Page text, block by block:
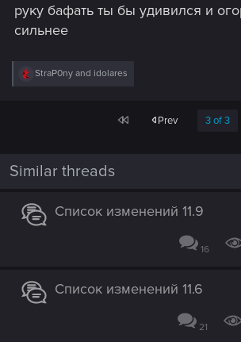
руку бафать ты бы удивился и
сильнее
R
s
StraP0ny and idolares
First Prev 3 of 3
Similar threads
Список изменений 11.9
16
Список изменений 11.6
21